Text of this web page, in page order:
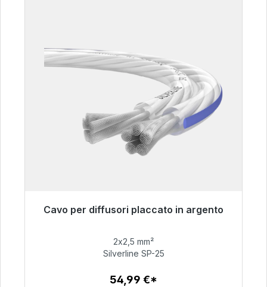
Cavo per diffusori placcato in argento
Pronto per la spedizione immediata, tempo di
54,99 €
2x2,5 mm²
Silverline SP-25
54,99 €*